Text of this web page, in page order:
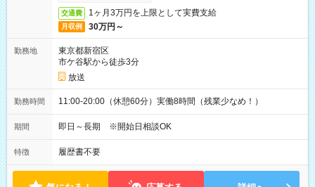
交通費 1ヶ月3万円を上限として実費支給
月収例 30万円～
勤務地
東京都新宿区
市ケ谷駅から徒歩3分
放送
勤務時間 11:00-20:00（休憩60分）実働8時間（残業少なめ！）
期間 即日～長期 ※開始日相談OK
特徴 履歴書不要